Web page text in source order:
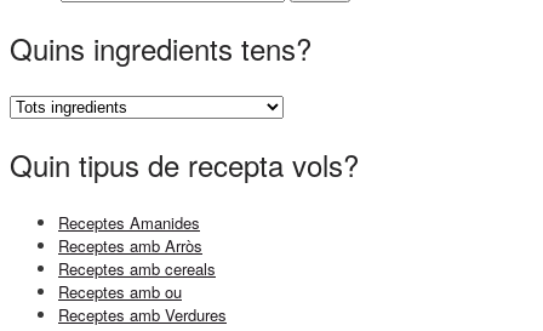
Quins ingredients tens?
Quin tipus de recepta vols?
Receptes Amanides
Receptes amb Arròs
Receptes amb cereals
Receptes amb ou
Receptes amb Verdures